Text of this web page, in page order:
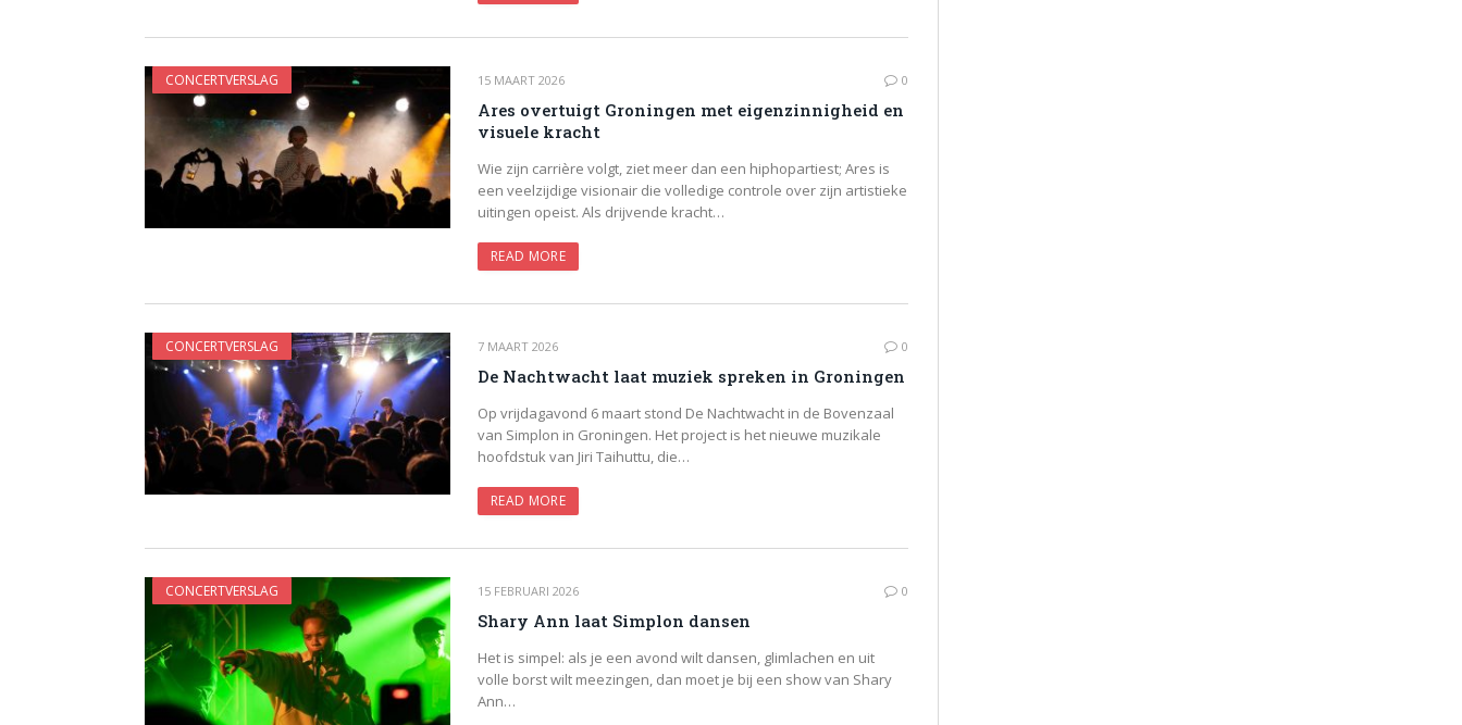
CONCERTVERSLAG 15 MAART 2026 0
Ares overtuigt Groningen met eigenzinnigheid en
visuele kracht
Wie zijn carrière volgt, ziet meer dan een hiphopartiest; Ares is
een veelzijdige visionair die volledige controle over zijn artistieke
uitingen opeist. Als drijvende kracht…
READ MORE
CONCERTVERSLAG 7 MAART 2026 0
De Nachtwacht laat muziek spreken in Groningen
Op vrijdagavond 6 maart stond De Nachtwacht in de Bovenzaal
van Simplon in Groningen. Het project is het nieuwe muzikale
hoofdstuk van Jiri Taihuttu, die…
READ MORE
CONCERTVERSLAG 15 FEBRUARI 2026 0
Shary Ann laat Simplon dansen
Het is simpel: als je een avond wilt dansen, glimlachen en uit
volle borst wilt meezingen, dan moet je bij een show van Shary
Ann…